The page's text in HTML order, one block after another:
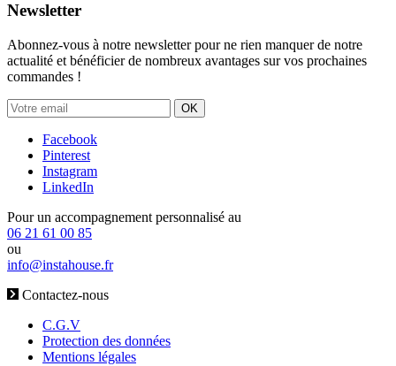
Newsletter
Abonnez-vous à notre newsletter pour ne rien manquer de notre
actualité et bénéficier de nombreux avantages sur vos prochaines
commandes !
OK
Facebook
Pinterest
Instagram
LinkedIn
Pour un accompagnement personnalisé au
06 21 61 00 85
ou
info@instahouse.fr
Contactez-nous
C.G.V
Protection des données
Mentions légales